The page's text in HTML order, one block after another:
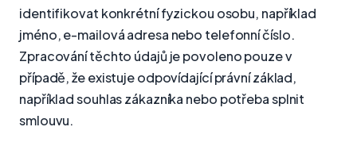
identifikovat konkrétní fyzickou osobu, například
jméno, e-mailová adresa nebo telefonní číslo.
Zpracování těchto údajů je povoleno pouze v
případě, že existuje odpovídající právní základ,
například souhlas zákazníka nebo potřeba splnit
smlouvu.